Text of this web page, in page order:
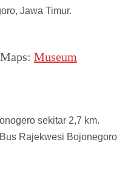
Jawa Timur.
Museum
sekitar 2,7 km.
Rajekwesi Bojonegoro